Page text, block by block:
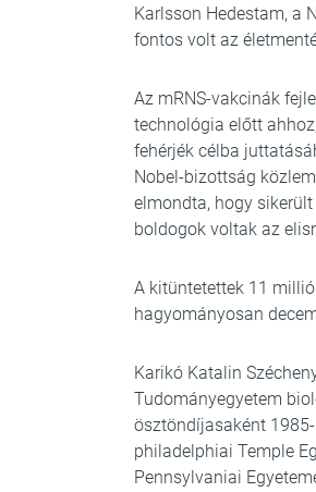
Karlsson Hedestam, a
fontos volt az
Az mRNS-vakcinák
technológia előtt
fehérjék célba
Nobel-bizottság
elmondta, hogy
boldogok voltak az
A kitüntetettek 11
hagyományosan
Karikó Katalin
Tudományegyetem
ösztöndíjasaként
philadelphiai Temple
Pennsylvaniai